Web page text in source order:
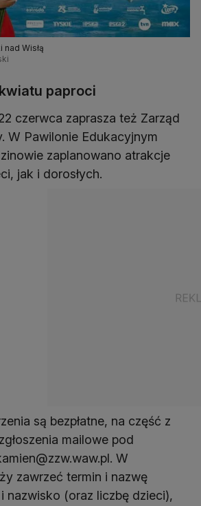
Wisłą
paproci
czerwca zaprasza też Zarząd
W Pawilonie Edukacyjnym
zaplanowano atrakcje
jak i dorosłych.
są bezpłatne, na część z
mailowe pod
W
zawrzeć termin i nazwę
nazwisko (oraz liczbę dzieci),